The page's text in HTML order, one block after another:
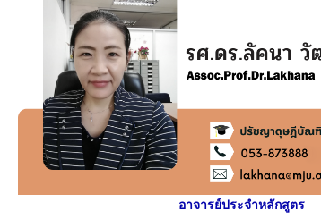
อาจารย์ประจำหลักสูตร